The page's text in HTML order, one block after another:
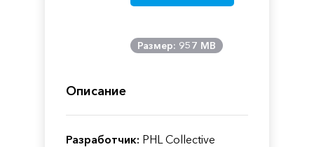
Размер: 957 MB
Описание
Разработчик: PHL Collective